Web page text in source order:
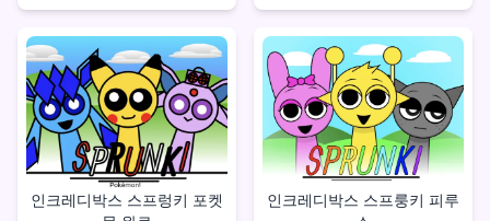
인크레디박스 스프렁키 포켓
인크레디박스 스프룽키 피루